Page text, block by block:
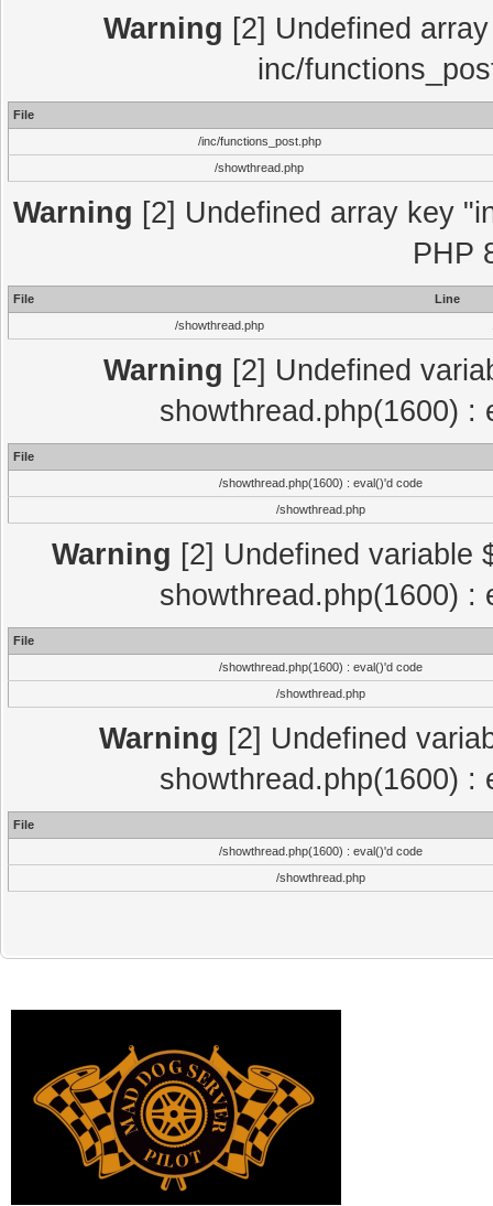
Warning [2] Undefined
inc/
File
/inc/functions_post.php
/showthread.php
Warning [2] Undefined array key
PHP
File
Line
/showthread.php
Warning [2] Undefined
showthread.php(1600) :
File
/showthread.php(1600) : eval()'d code
/showthread.php
Warning [2] Undefined variable
showthread.php(1600) :
File
/showthread.php(1600) : eval()'d code
/showthread.php
Warning [2] Undefined
showthread.php(1600) :
File
/showthread.php(1600) : eval()'d code
/showthread.php